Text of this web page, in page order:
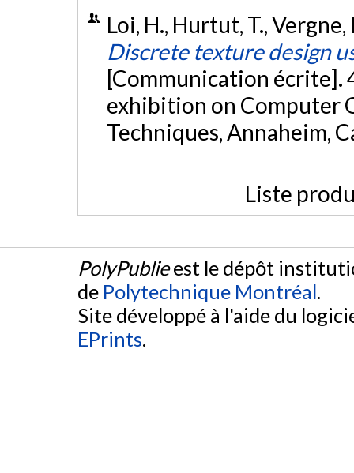
Loi, H., Hurtut, T.,
Discrete texture design
[Communication écrite].
exhibition on Computer
Techniques, Annaheim,
Liste
PolyPublieest le dépôt
de Polytechnique Montréal.
Site développé à l'aide du
EPrints.